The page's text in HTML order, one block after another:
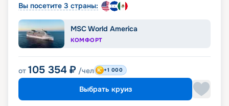
Вы посетите 3 страны:
MSC World America
КОМФОРТ
от 105 354 ₽ /чел +1 000
Выбрать круиз